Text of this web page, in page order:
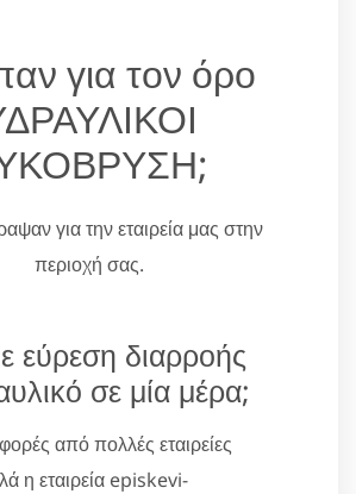
για τον όρο
για την εταιρεία μας στην
περιοχή σας.
εύρεση διαρροής
σε μία μέρα;
από πολλές εταιρείες
η εταιρεία episkevi-